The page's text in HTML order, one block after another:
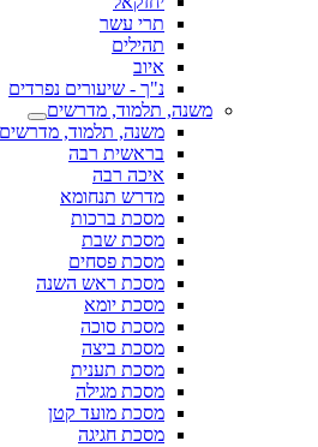
תרי עשר
תהילים
איוב
נ"ך - שיעורים נפרדים
משנה, תלמוד, מדרשים
משנה, תלמוד, מדרשים
בראשית רבה
איכה רבה
מדרש תנחומא
מסכת ברכות
מסכת שבת
מסכת פסחים
מסכת ראש השנה
מסכת יומא
מסכת סוכה
מסכת ביצה
מסכת תענית
מסכת מגילה
מסכת מועד קטן
מסכת חגיגה